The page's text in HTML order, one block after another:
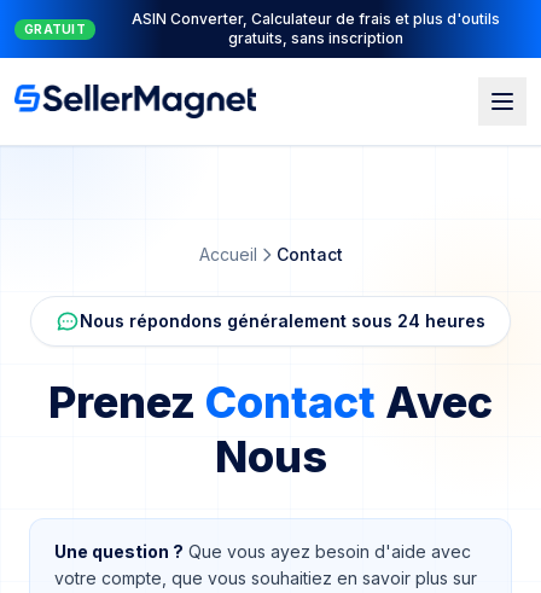
GRATUIT
ASIN Converter, Calculateur de frais et plus d'outils
gratuits, sans inscription
Accueil Contact
Nous répondons généralement sous 24 heures
Prenez Contact Avec
Nous
Une question ? Que vous ayez besoin d'aide avec
votre compte, que vous souhaitiez en savoir plus sur